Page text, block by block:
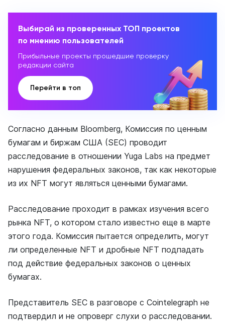
Выбирай из проверенных ТОП проектов
по мнению пользователей
Прибыльные проекты прошедшие проверку
редакции сайта
Перейти в топ
Согласно данным Bloomberg, Комиссия по ценным
бумагам и биржам США (SEC) проводит
расследование в отношении Yuga Labs на предмет
нарушения федеральных законов, так как некоторые
из их NFT могут являться ценными бумагами.
Расследование проходит в рамках изучения всего
рынка NFT, о котором стало известно еще в марте
этого года. Комиссия пытается определить, могут
ли определенные NFT и дробные NFT подпадать
под действие федеральных законов о ценных
бумагах.
Представитель SEC в разговоре с Cointelegraph не
подтвердил и не опроверг слухи о расследовании.